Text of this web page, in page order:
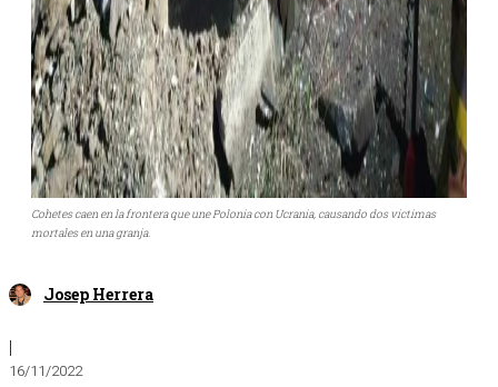
Cohetes caen en la frontera que une Polonia con Ucrania, causando dos victimas
mortales en una granja.
Josep Herrera
|
16/11/2022